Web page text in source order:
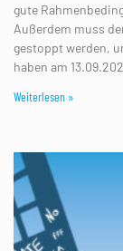
gute
Außerdem muss
gestoppt werden,
haben am
Weiterlesen »